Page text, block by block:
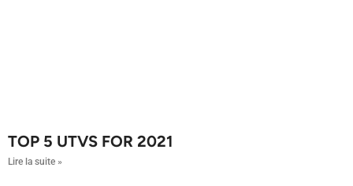
TOP 5 UTVS FOR 2021
Lire la suite »